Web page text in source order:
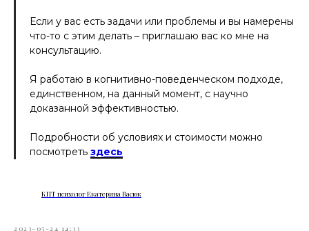
Если у вас есть задачи или проблемы и вы намерены
что-то с этим делать – приглашаю вас ко мне на
консультацию.
Я работаю в когнитивно-поведенческом подходе,
единственном, на данный момент, с научно
доказанной эффективностью.
Подробности об условиях и стоимости можно
посмотреть здесь
КПТ психолог Екатерина Васюк
2023-05-24 14:33